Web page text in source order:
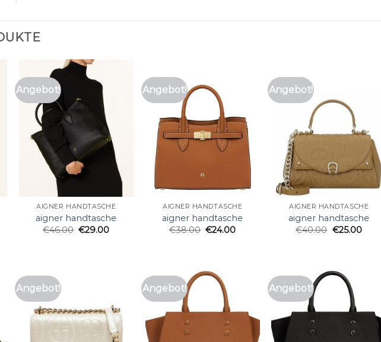
Angebot!
AIGNER HANDTASCHE
aigner handtasche
€46.00 €29.00
Angebot!
AIGNER HANDTASCHE
aigner handtasche
€38.00 €24.00
Angebot!
AIGNER HANDTASCHE
aigner handtasche
€40.00 €25.00
Angebot! Angebot! Angebot!